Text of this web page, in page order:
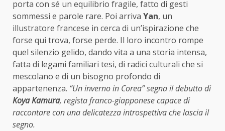
porta con sé un equilibrio fragile, fatto di gesti
sommessi e parole rare. Poi arriva Yan, un
illustratore francese in cerca di un’ispirazione che
forse qui trova, forse perde. Il loro incontro rompe
quel silenzio gelido, dando vita a una storia intensa,
fatta di legami familiari tesi, di radici culturali che si
mescolano e di un bisogno profondo di
appartenenza. “Un inverno in Corea” segna il debutto di
Koya Kamura, regista franco-giapponese capace di
raccontare con una delicatezza introspettiva che lascia il
segno.